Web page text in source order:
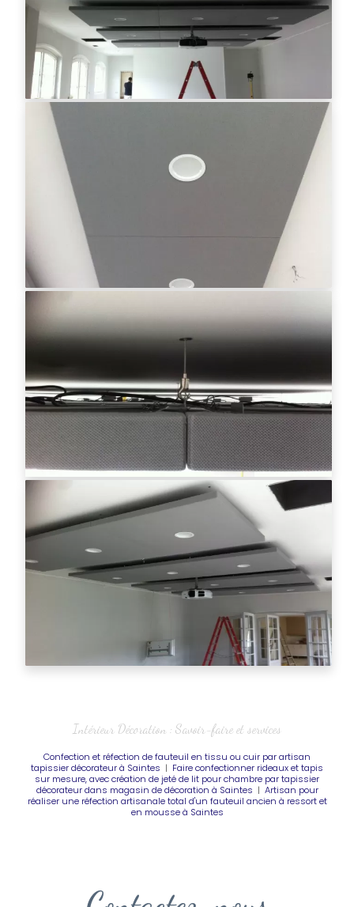
Intérieur Décoration : Savoir-faire et services
Confection et réfection de fauteuil en tissu ou cuir par artisan
tapissier décorateur à Saintes | Faire confectionner rideaux et tapis
sur mesure, avec création de jeté de lit pour chambre par tapissier
décorateur dans magasin de décoration à Saintes | Artisan pour
réaliser une réfection artisanale total d'un fauteuil ancien à ressort et
en mousse à Saintes